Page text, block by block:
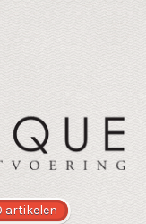
artikelen